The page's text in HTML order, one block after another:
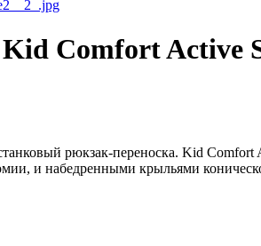
Kid Comfort Active
рюкзак-переноска. Kid
и набедренными крыльями